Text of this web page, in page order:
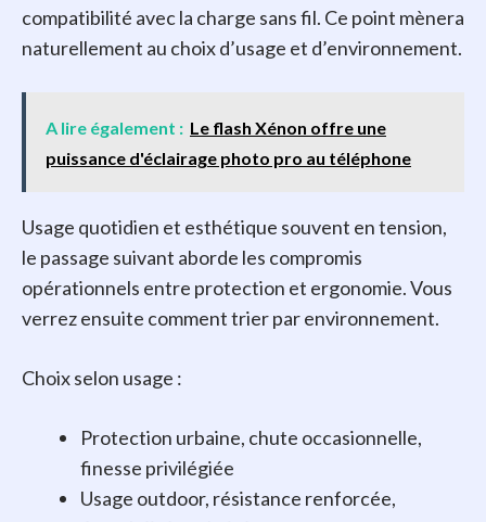
compatibilité avec la charge sans fil. Ce point mènera
naturellement au choix d’usage et d’environnement.
A lire également : Le flash Xénon offre une
puissance d'éclairage photo pro au téléphone
Usage quotidien et esthétique souvent en tension,
le passage suivant aborde les compromis
opérationnels entre protection et ergonomie. Vous
verrez ensuite comment trier par environnement.
Choix selon usage :
Protection urbaine, chute occasionnelle,
finesse privilégiée
Usage outdoor, résistance renforcée,